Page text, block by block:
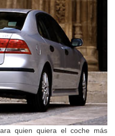
quien quiera el coche más